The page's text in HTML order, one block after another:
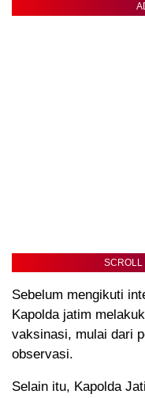
SCROLL
Sebelum mengikuti
Kapolda jatim
vaksinasi, mulai dari
observasi.
Selain itu, Kapolda